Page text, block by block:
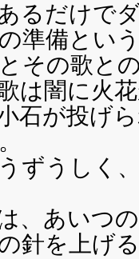
るだけで
準備とい
その歌と
は闇に火
石が投げ
ずうしく
、あいつ
針を上げ